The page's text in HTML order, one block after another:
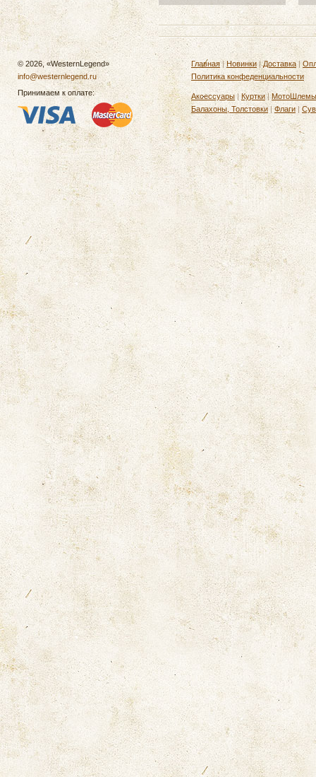
© 2026, «WesternLegend»
info@westernlegend.ru
Принимаем к оплате:
Главная| Новинки|Доставка|
Политика конфеденциальности
Аксессуары| Куртки|МотоШлемы
Балахоны, Толстовки| Флаги |